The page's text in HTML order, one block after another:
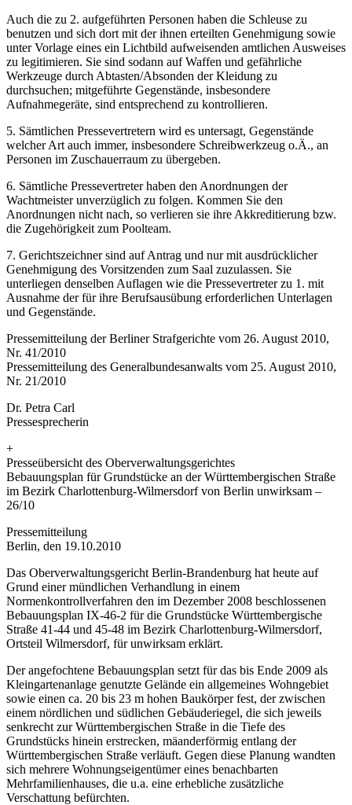
Auch die zu 2. aufgeführten Personen haben die Schleuse zu
benutzen und sich dort mit der ihnen erteilten Genehmigung sowie
unter Vorlage eines ein Lichtbild aufweisenden amtlichen Ausweises
zu legitimieren. Sie sind sodann auf Waffen und gefährliche
Werkzeuge durch Abtasten/Absonden der Kleidung zu
durchsuchen; mitgeführte Gegenstände, insbesondere
Aufnahmegeräte, sind entsprechend zu kontrollieren.
5. Sämtlichen Pressevertretern wird es untersagt, Gegenstände
welcher Art auch immer, insbesondere Schreibwerkzeug o.Ä., an
Personen im Zuschauerraum zu übergeben.
6. Sämtliche Pressevertreter haben den Anordnungen der
Wachtmeister unverzüglich zu folgen. Kommen Sie den
Anordnungen nicht nach, so verlieren sie ihre Akkreditierung bzw.
die Zugehörigkeit zum Poolteam.
7. Gerichtszeichner sind auf Antrag und nur mit ausdrücklicher
Genehmigung des Vorsitzenden zum Saal zuzulassen. Sie
unterliegen denselben Auflagen wie die Pressevertreter zu 1. mit
Ausnahme der für ihre Berufsausübung erforderlichen Unterlagen
und Gegenstände.
Pressemitteilung der Berliner Strafgerichte vom 26. August 2010,
Nr. 41/2010
Pressemitteilung des Generalbundesanwalts vom 25. August 2010,
Nr. 21/2010
Dr. Petra Carl
Pressesprecherin
+
Presseübersicht des Oberverwaltungsgerichtes
Bebauungsplan für Grundstücke an der Württembergischen Straße
im Bezirk Charlottenburg-Wilmersdorf von Berlin unwirksam –
26/10
Pressemitteilung
Berlin, den 19.10.2010
Das Oberverwaltungsgericht Berlin-Brandenburg hat heute auf
Grund einer mündlichen Verhandlung in einem
Normenkontrollverfahren den im Dezember 2008 beschlossenen
Bebauungsplan IX-46-2 für die Grundstücke Württembergische
Straße 41-44 und 45-48 im Bezirk Charlottenburg-Wilmersdorf,
Ortsteil Wilmersdorf, für unwirksam erklärt.
Der angefochtene Bebauungsplan setzt für das bis Ende 2009 als
Kleingartenanlage genutzte Gelände ein allgemeines Wohngebiet
sowie einen ca. 20 bis 23 m hohen Baukörper fest, der zwischen
einem nördlichen und südlichen Gebäuderiegel, die sich jeweils
senkrecht zur Württembergischen Straße in die Tiefe des
Grundstücks hinein erstrecken, mäanderförmig entlang der
Württembergischen Straße verläuft. Gegen diese Planung wandten
sich mehrere Wohnungseigentümer eines benachbarten
Mehrfamilienhauses, die u.a. eine erhebliche zusätzliche
Verschattung befürchten.